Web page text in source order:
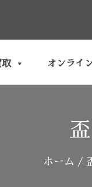
取 オンライ
ホーム /